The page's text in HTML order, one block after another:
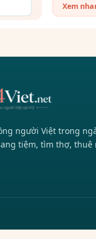
Xem
người Việt trong
tiệm, tìm thợ, thuê